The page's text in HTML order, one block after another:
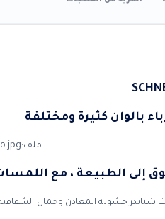
بالوان كثيرة ومختلفة
إلى الطبيعة ، مع
خشونة المعادن وجمال الشفافية